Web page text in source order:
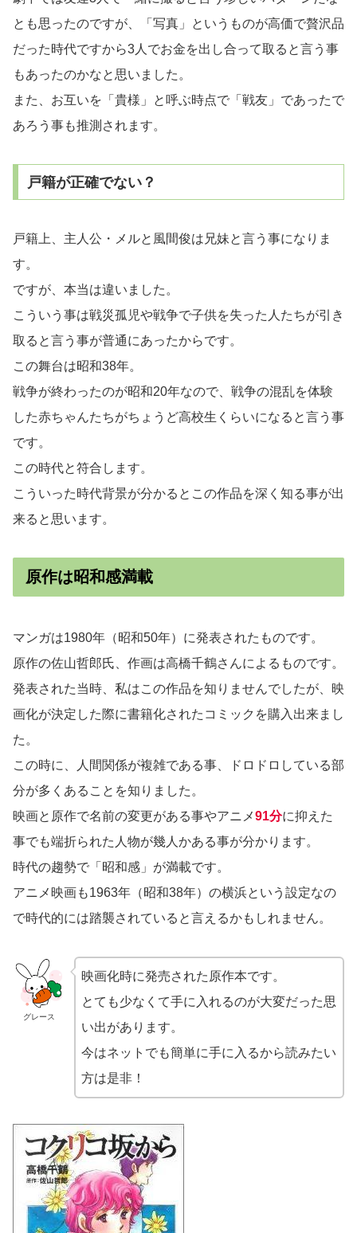
とも思ったのですが、「写真」というものが高価で贅沢品
だった時代ですから3人でお金を出し合って取ると言う事
もあったのかなと思いました。
また、お互いを「貴様」と呼ぶ時点で「戦友」であったで
あろう事も推測されます。
戸籍が正確でない？
戸籍上、主人公・メルと風間俊は兄妹と言う事になりま
す。
ですが、本当は違いました。
こういう事は戦災孤児や戦争で子供を失った人たちが引き
取ると言う事が普通にあったからです。
この舞台は昭和38年。
戦争が終わったのが昭和20年なので、戦争の混乱を体験
した赤ちゃんたちがちょうど高校生くらいになると言う事
です。
この時代と符合します。
こういった時代背景が分かるとこの作品を深く知る事が出
来ると思います。
原作は昭和感満載
マンガは1980年（昭和50年）に発表されたものです。
原作の佐山哲郎氏、作画は高橋千鶴さんによるものです。
発表された当時、私はこの作品を知りませんでしたが、映
画化が決定した際に書籍化されたコミックを購入出来まし
た。
この時に、人間関係が複雑である事、ドロドロしている部
分が多くあることを知りました。
映画と原作で名前の変更がある事やアニメ91分に抑えた
事でも端折られた人物が幾人かある事が分かります。
時代の趨勢で「昭和感」が満載です。
アニメ映画も1963年（昭和38年）の横浜という設定なの
で時代的には踏襲されていると言えるかもしれません。
グレース
映画化時に発売された原作本です。
とても少なくて手に入れるのが大変だった思
い出があります。
今はネットでも簡単に手に入るから読みたい
方は是非！